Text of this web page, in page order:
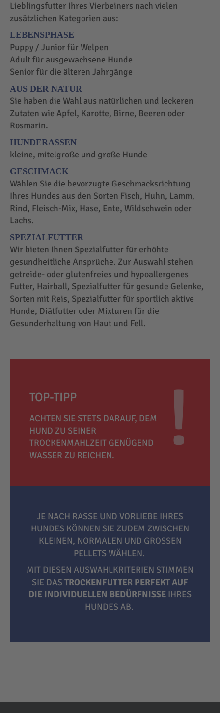
Lieblingsfutter Ihres Vierbeiners nach vielen
zusätzlichen Kategorien aus:
LEBENSPHASE
Puppy / Junior für Welpen
Adult für ausgewachsene Hunde
Senior für die älteren Jahrgänge
AUS DER NATUR
Sie haben die Wahl aus natürlichen und leckeren
Zutaten wie Apfel, Karotte, Birne, Beeren oder
Rosmarin.
HUNDERASSEN
kleine, mitelgroße und große Hunde
GESCHMACK
Wählen Sie die bevorzugte Geschmacksrichtung
Ihres Hundes aus den Sorten Fisch, Huhn, Lamm,
Rind, Fleisch-Mix, Hase, Ente, Wildschwein oder
Lachs.
SPEZIALFUTTER
Wir bieten Ihnen Spezialfutter für erhöhte
gesundheitliche Ansprüche. Zur Auswahl stehen
getreide- oder glutenfreies und hypoallergenes
Futter, Hairball, Spezialfutter für gesunde Gelenke,
Sorten mit Reis, Spezialfutter für sportlich aktive
Hunde, Diätfutter oder Mixturen für die
Gesunderhaltung von Haut und Fell.
TOP-TIPP
ACHTEN SIE STETS DARAUF, DEM
HUND ZU SEINER
TROCKENMAHLZEIT GENÜGEND
WASSER ZU REICHEN.
JE NACH RASSE UND VORLIEBE IHRES
HUNDES KÖNNEN SIE ZUDEM ZWISCHEN
KLEINEN, NORMALEN UND GROSSEN P
ELLETS WÄHLEN.
MIT DIESEN AUSWAHLKRITERIEN STIMMEN
SIE DAS TROCKENFUTTER PERFEKT AUF
DIE INDIVIDUELLEN BEDÜRFNISSE IHRES
HUNDES AB.